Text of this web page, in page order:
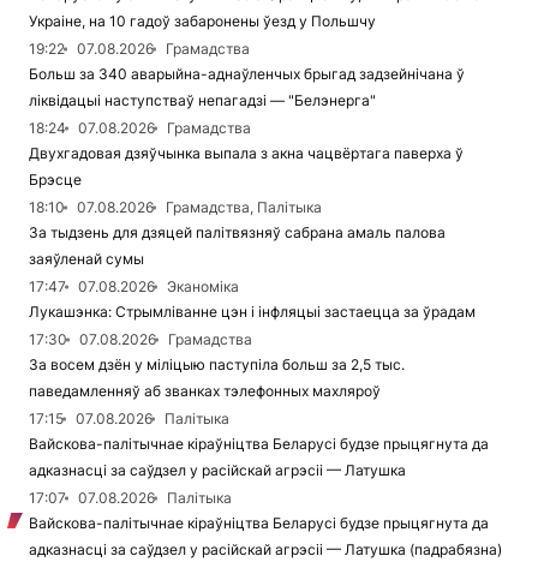
Украіне, на 10 гадоў забаронены ўезд у Польшчу
19:22
07.08.2026
Грамадства
Больш за 340 аварыйна-аднаўленчых брыгад задзейнічана ў
ліквідацыі наступстваў непагадзі — "Белэнерга"
18:24
07.08.2026
Грамадства
Двухгадовая дзяўчынка выпала з акна чацвёртага паверха ў
Брэсце
18:10
07.08.2026
Грамадства, Палітыка
За тыдзень для дзяцей палітвязняў сабрана амаль палова
заяўленай сумы
17:47
07.08.2026
Эканоміка
Лукашэнка: Стрымліванне цэн і інфляцыі застаецца за ўрадам
17:30
07.08.2026
Грамадства
За восем дзён у міліцыю паступіла больш за 2,5 тыс.
паведамленняў аб званках тэлефонных махляроў
17:15
07.08.2026
Палітыка
Вайскова-палітычнае кіраўніцтва Беларусі будзе прыцягнута да
адказнасці за саўдзел у расійскай агрэсіі — Латушка
17:07
07.08.2026
Палітыка
Вайскова-палітычнае кіраўніцтва Беларусі будзе прыцягнута да
адказнасці за саўдзел у расійскай агрэсіі — Латушка (падрабязна)